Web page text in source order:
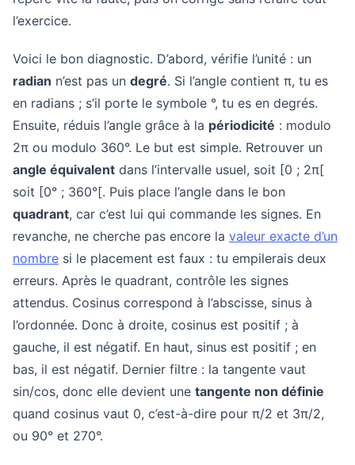
l’exercice.
Voici le bon diagnostic. D’abord, vérifie l’unité : un
radian n’est pas un degré. Si l’angle contient π, tu es
en radians ; s’il porte le symbole °, tu es en degrés.
Ensuite, réduis l’angle grâce à la périodicité : modulo
2π ou modulo 360°. Le but est simple. Retrouver un
angle équivalent dans l’intervalle usuel, soit [0 ; 2π[
soit [0° ; 360°[. Puis place l’angle dans le bon
quadrant, car c’est lui qui commande les signes. En
revanche, ne cherche pas encore la valeur exacte d’un
nombre si le placement est faux : tu empilerais deux
erreurs. Après le quadrant, contrôle les signes
attendus. Cosinus correspond à l’abscisse, sinus à
l’ordonnée. Donc à droite, cosinus est positif ; à
gauche, il est négatif. En haut, sinus est positif ; en
bas, il est négatif. Dernier filtre : la tangente vaut
sin/cos, donc elle devient une tangente non définie
quand cosinus vaut 0, c’est-à-dire pour π/2 et 3π/2,
ou 90° et 270°.